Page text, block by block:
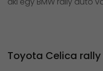
Toyota Celica